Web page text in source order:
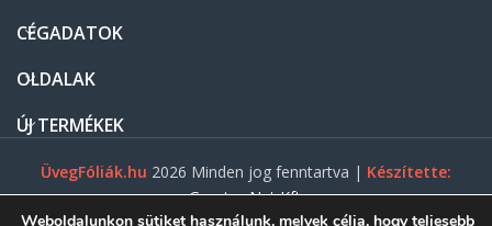
CÉGADATOK
OLDALAK
ÚJ TERMÉKEK
ÜvegFóliák.hu 2026 Minden jog fenntartva | Készítette:
Gasztro Net Kft.
Weboldalunkon sütiket használunk, melyek célja, hogy teljesebb